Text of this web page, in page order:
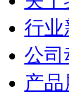
行业
公司
产